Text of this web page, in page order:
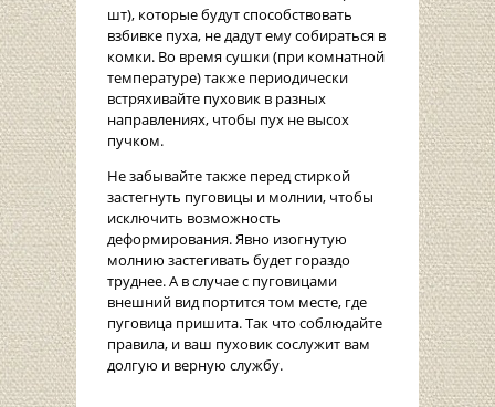
шт), которые будут способствовать
взбивке пуха, не дадут ему собираться в
комки. Во время сушки (при комнатной
температуре) также периодически
встряхивайте пуховик в разных
направлениях, чтобы пух не высох
пучком.
Не забывайте также перед стиркой
застегнуть пуговицы и молнии, чтобы
исключить возможность
деформирования. Явно изогнутую
молнию застегивать будет гораздо
труднее. А в случае с пуговицами
внешний вид портится том месте, где
пуговица пришита. Так что соблюдайте
правила, и ваш пуховик сослужит вам
долгую и верную службу.